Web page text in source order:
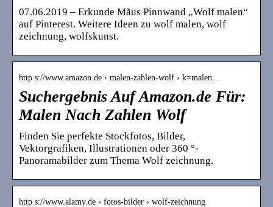
07.06.2019 – Erkunde Mãus Pinnwand „Wolf malen“
auf Pinterest. Weitere Ideen zu wolf malen, wolf
zeichnung, wolfskunst.
http s://www.amazon.de › malen-zahlen-wolf › k=malen…
Suchergebnis Auf Amazon.de Für:
Malen Nach Zahlen Wolf
Finden Sie perfekte Stockfotos, Bilder,
Vektorgrafiken, Illustrationen oder 360 °-
Panoramabilder zum Thema Wolf zeichnung.
http s://www.alamy.de › fotos-bilder › wolf-zeichnung